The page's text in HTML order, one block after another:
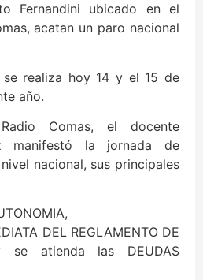
Fernandini ubicado en el
acatan un paro nacional
realiza hoy 14 y el 15 de
año.
Comas, el docente
manifestó la jornada de
nacional, sus principales
DEL REGLAMENTO DE
atienda las DEUDAS